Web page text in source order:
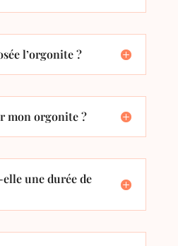
l’orgonite ?
mon orgonite ?
une durée de